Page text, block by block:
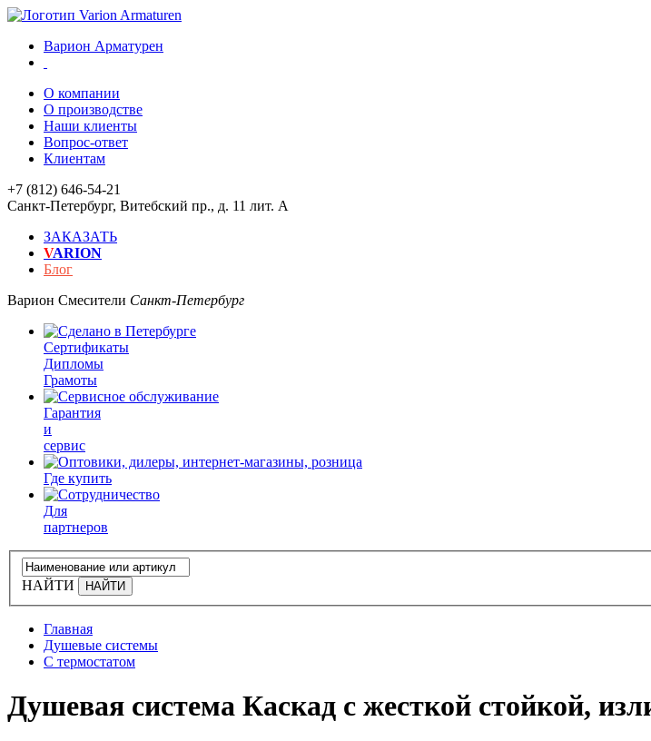
Варион Арматурен
О компании
О производстве
Наши клиенты
Вопрос-ответ
Клиентам
+7 (812) 646-54-21
Санкт-Петербург, Витебский пр., д. 11 лит. А
ЗАКАЗАТЬ
VARION
Блог
Варион Смесители Санкт-Петербург
Сертификаты
Дипломы
Грамоты
Гарантия
и
сервис
Где купить
Для
партнеров
НАЙТИ
Главная
Душевые системы
С термостатом
Душевая система Каскад с жесткой стойкой,